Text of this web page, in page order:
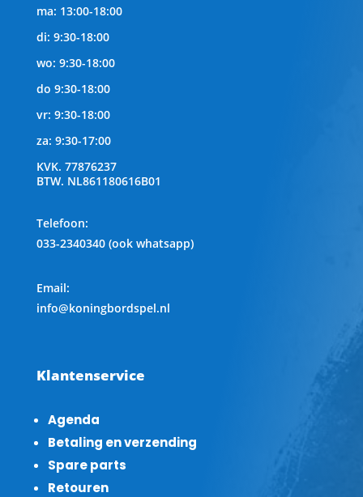
ma: 13:00-18:00
di: 9:30-18:00
wo: 9:30-18:00
do 9:30-18:00
vr: 9:30-18:00
za: 9:30-17:00
KVK. 77876237
BTW. NL861180616B01
Telefoon:
033-2340340 (ook whatsapp)
Email:
info@koningbordspel.nl
Klantenservice
Agenda
Betaling en verzending
Spare parts
Retouren